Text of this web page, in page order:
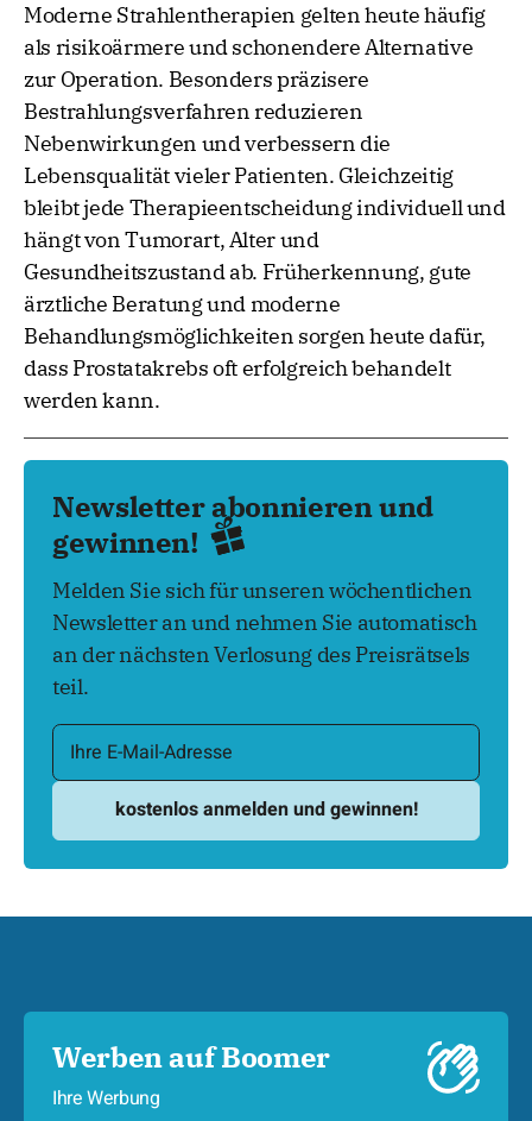
Moderne Strahlentherapien gelten heute häufig
als risikoärmere und schonendere Alternative
zur Operation. Besonders präzisere
Bestrahlungsverfahren reduzieren
Nebenwirkungen und verbessern die
Lebensqualität vieler Patienten. Gleichzeitig
bleibt jede Therapieentscheidung individuell und
hängt von Tumorart, Alter und
Gesundheitszustand ab. Früherkennung, gute
ärztliche Beratung und moderne
Behandlungsmöglichkeiten sorgen heute dafür,
dass Prostatakrebs oft erfolgreich behandelt
werden kann.
Newsletter abonnieren und
gewinnen!
Melden Sie sich für unseren wöchentlichen
Newsletter an und nehmen Sie automatisch
an der nächsten Verlosung des Preisrätsels
teil.
Werben auf Boomer
Ihre Werbung